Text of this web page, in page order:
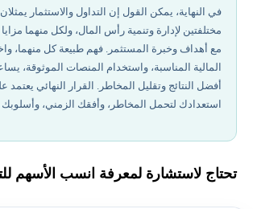
في النهاية، يمكن القول إن التداول والاستثمار
مختلفتين لإدارة وتنمية رأس المال، ولكل منهما
مع أهداف وخبرة المستثمر. فهم طبيعة كل منهما،
المالية المناسبة، واستخدام المنصات الموثوقة،
أفضل النتائج وتقليل المخاطر. القرار النهائي
استعدادك لتحمل المخاطر، وأفقك الزمني، وأسلوبك
تحتاج لاستشارة لمعرفة انسب الأسهم